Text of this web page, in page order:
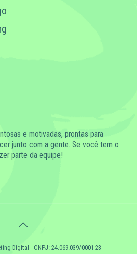
e motivadas, prontas para
junto com a gente. Se você tem o
parte da equipe!
Digital - CNPJ: 24.069.039/0001-23